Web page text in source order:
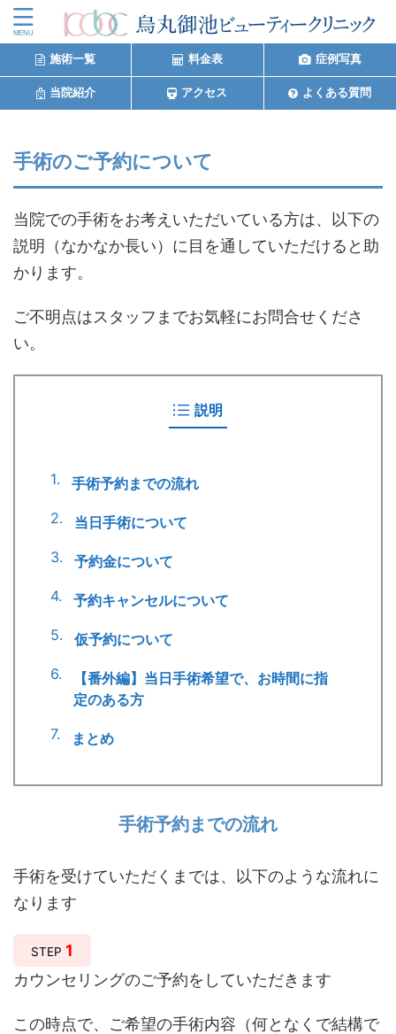
施術一覧 料金表 症例写真
当院紹介 アクセス よくある質問
手術のご予約について
当院での手術をお考えいただいている方は、以下の
説明（なかなか長い）に目を通していただけると助
かります。
ご不明点はスタッフまでお気軽にお問合せくださ
い。
説明
手術予約までの流れ
当日手術について
予約金について
予約キャンセルについて
仮予約について
【番外編】当日手術希望で、お時間に指
定のある方
まとめ
手術予約までの流れ
手術を受けていただくまでは、以下のような流れに
なります
STEP 1
カウンセリングのご予約をしていただきます
この時点で、ご希望の手術内容（何となくで結構で